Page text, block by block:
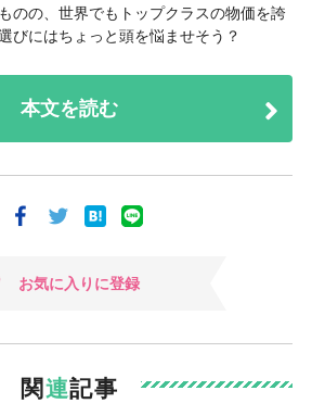
のの、世界でもトップクラスの物価を誇
びにはちょっと頭を悩ませそう？
本文を読む
お気に入りに登録
関連記事